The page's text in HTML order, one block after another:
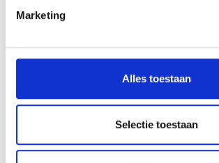
Marketing
Alles toestaan
Selectie toestaan